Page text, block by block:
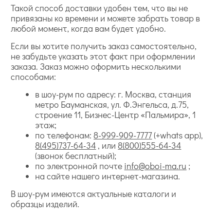
Такой способ доставки удобен тем, что вы не
привязаны ко времени и можете забрать товар в
любой момент, когда вам будет удобно.
Если вы хотите получить заказ самостоятельно,
не забудьте указать этот факт при оформлении
заказа. Заказ можно оформить несколькими
способами:
в шоу-рум по адресу: г. Москва, станция
метро Бауманская, ул. Ф.Энгельса, д.75,
строение 11, Бизнес-Центр «Пальмира», 1
этаж;
по телефонам: 8-999-909-7777(+whats app),
8(495)737-64-34 , или 8(800)555-64-34
(звонок бесплатный);
по электронной почте info@oboi-ma.ru ;
на сайте нашего интернет-магазина.
В шоу-рум имеются актуальные каталоги и
образцы изделий.